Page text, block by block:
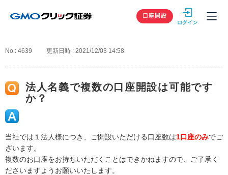
GMOクリック
口座開設
No : 4639 更新日時 : 2021/12/03 14:58
法人名義で複数の口座開設は可能です
か？
当社では１法人様につき、ご開設いただける口座数は1口座のみでご
ざいます。
複数のお口座をお持ちいただくことはできかねますので、ご了承く
ださいますようお願いいたします。